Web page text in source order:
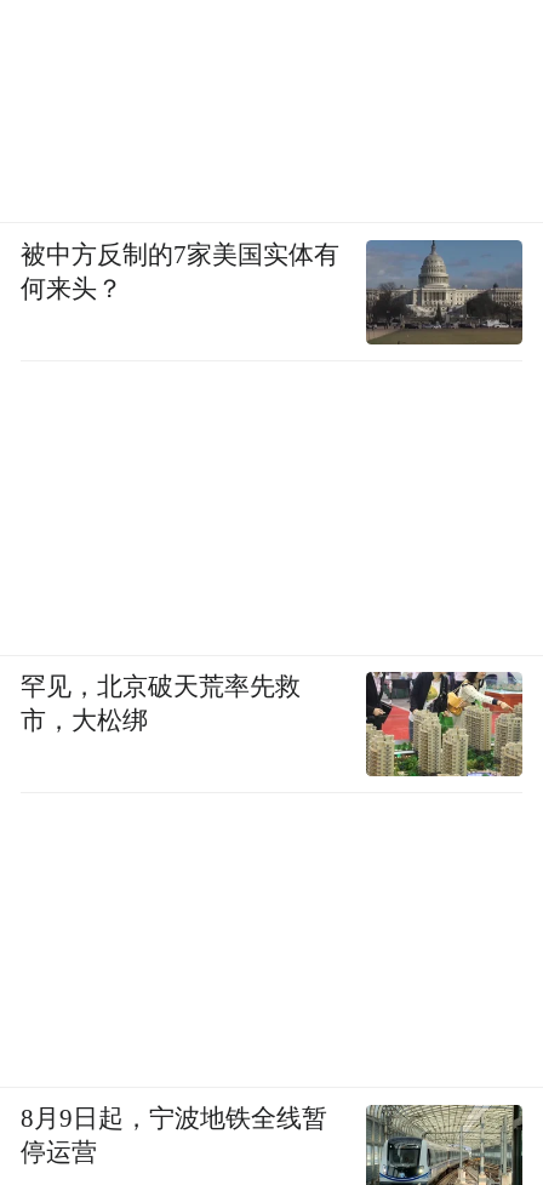
被中方反制的7家美国实体有
何来头？
罕见，北京破天荒率先救
市，大松绑
8月9日起，宁波地铁全线暂
停运营